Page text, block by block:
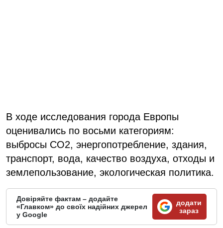
В ходе исследования города Европы
оценивались по восьми категориям:
выбросы CO2, энергопотребление, здания,
транспорт, вода, качество воздуха, отходы и
землепользование, экологическая политика.
Довіряйте фактам – додайте
«Главком» до своїх надійних джерел
у Google
додати
зараз